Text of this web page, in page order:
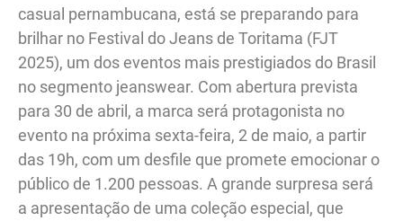
casual pernambucana, está se preparando para
brilhar no Festival do Jeans de Toritama (FJT
2025), um dos eventos mais prestigiados do Brasil
no segmento jeanswear. Com abertura prevista
para 30 de abril, a marca será protagonista no
evento na próxima sexta-feira, 2 de maio, a partir
das 19h, com um desfile que promete emocionar o
público de 1.200 pessoas. A grande surpresa será
a apresentação de uma coleção especial, que